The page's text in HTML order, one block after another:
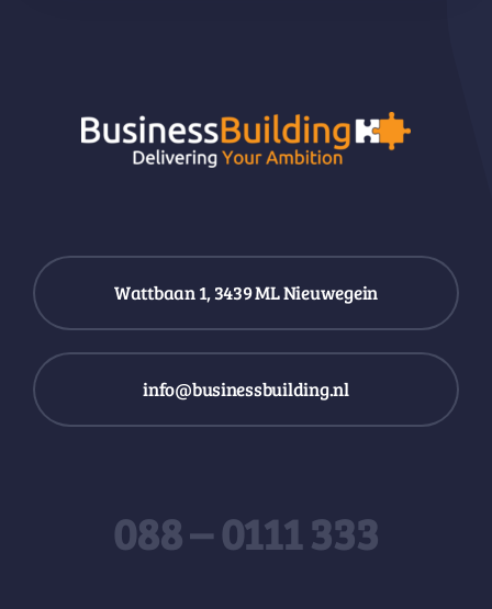
Wattbaan 1, 3439 ML Nieuwegein
info@businessbuilding.nl
088 – 0111 333